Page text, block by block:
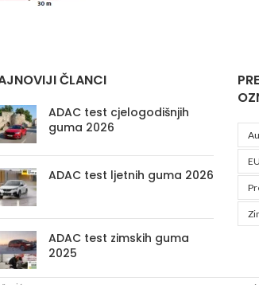
ČLANCI
ADAC test cjelogodišnjih
guma 2026
ADAC test ljetnih guma 2026
ADAC test zimskih guma
2025